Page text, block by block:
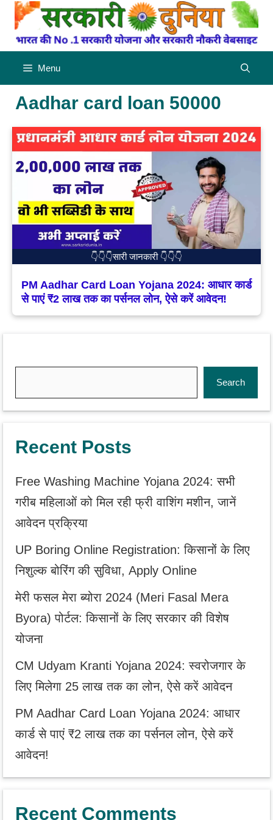
Skip
content
Menu
Aadhar card loan 50000
👇👇👇सारी जानकारी 👇👇👇
PM Aadhar Card Loan Yojana 2024: आधार कार्ड
से पाएं ₹2 लाख तक का पर्सनल लोन, ऐसे करें आवेदन!
Search
Recent Posts
Free Washing Machine Yojana 2024: सभी
गरीब महिलाओं को मिल रही फ्री वाशिंग मशीन, जानें
आवेदन प्रक्रिया
UP Boring Online Registration: किसानों के लिए
निशुल्क बोरिंग की सुविधा, Apply Online
मेरी फसल मेरा ब्योरा 2024 (Meri Fasal Mera
Byora) पोर्टल: किसानों के लिए सरकार की विशेष
योजना
CM Udyam Kranti Yojana 2024: स्वरोजगार के
लिए मिलेगा 25 लाख तक का लोन, ऐसे करें आवेदन
PM Aadhar Card Loan Yojana 2024: आधार
कार्ड से पाएं ₹2 लाख तक का पर्सनल लोन, ऐसे करें
आवेदन!
Recent Comments